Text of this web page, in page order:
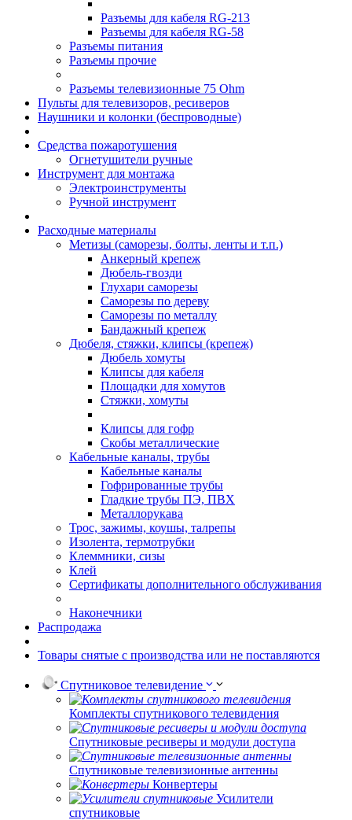
Разъемы для кабеля RG-213
Разъемы для кабеля RG-58
Разъемы питания
Разъемы прочие
Разъемы телевизионные 75 Ohm
Пульты для телевизоров, ресиверов
Наушники и колонки (беспроводные)
Средства пожаротушения
Огнетушители ручные
Инструмент для монтажа
Электроинструменты
Ручной инструмент
Расходные материалы
Метизы (саморезы, болты, ленты и т.п.)
Анкерный крепеж
Дюбель-гвозди
Глухари саморезы
Саморезы по дереву
Саморезы по металлу
Бандажный крепеж
Дюбеля, стяжки, клипсы (крепеж)
Дюбель хомуты
Клипсы для кабеля
Площадки для хомутов
Стяжки, хомуты
Клипсы для гофр
Скобы металлические
Кабельные каналы, трубы
Кабельные каналы
Гофрированные трубы
Гладкие трубы ПЭ, ПВХ
Металлорукава
Трос, зажимы, коушы, талрепы
Изолента, термотрубки
Клеммники, сизы
Клей
Сертификаты дополнительного обслуживания
Наконечники
Распродажа
Товары снятые с производства или не поставляются
Спутниковое телевидение
Комплекты спутникового телевидения
Спутниковые ресиверы и модули доступа
Спутниковые телевизионные антенны
Конвертеры
Усилители
спутниковые